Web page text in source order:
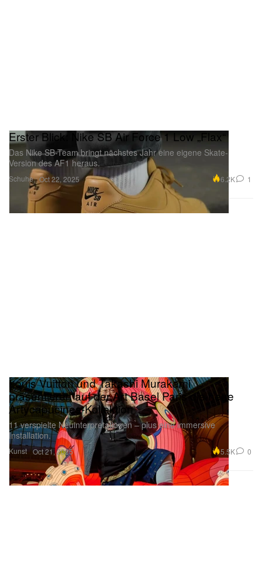
Schuhe
Erster Blick: Nike SB Air Force 1 Low „Flax“
Das Nike SB-Team bringt nächstes Jahr eine eigene Skate-
Version des AF1 heraus.
Oct 22, 2025 6.2K 1
Kunst
Louis Vuitton und Takashi Murakami
präsentieren auf der Art Basel Paris die neue
Artycapucines-Kollektion
11 verspielte Neuinterpretationen – plus eine immersive
Installation.
Oct 21, 2025 5.5K 0